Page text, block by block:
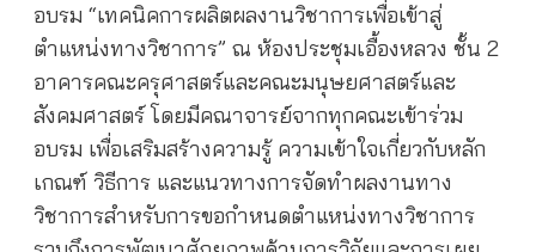
อบรม “เทคนิคการผลิตผลงานวิชาการเพื่อเข้าสู่
ตำแหน่งทางวิชาการ” ณ ห้องประชุมเอื้องหลวง ชั้น 2
อาคารคณะครุศาสตร์และคณะมนุษยศาสตร์และ
สังคมศาสตร์ โดยมีคณาจารย์จากทุกคณะเข้าร่วม
อบรม เพื่อเสริมสร้างความรู้ ความเข้าใจเกี่ยวกับหลัก
เกณฑ์ วิธีการ และแนวทางการจัดทำผลงานทาง
วิชาการสำหรับการขอกำหนดตำแหน่งทางวิชาการ